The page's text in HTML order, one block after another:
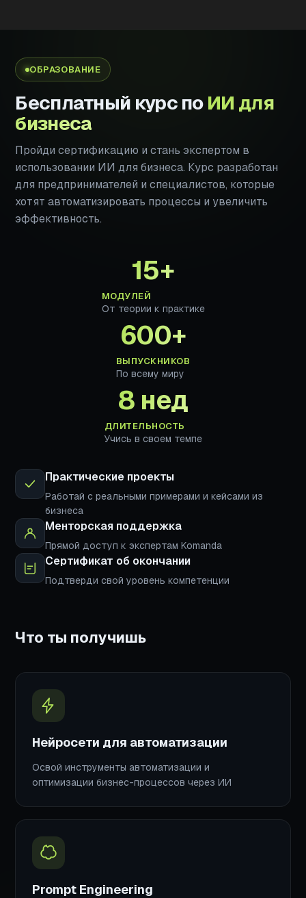
ОБРАЗОВАНИЕ
Бесплатный курс поИИ для
бизнеса
Пройди сертификацию и стань экспертом в
использовании ИИ для бизнеса. Курс разработан
для предпринимателей и специалистов, которые
хотят автоматизировать процессы и увеличить
эффективность.
15+
МОДУЛЕЙ
От теории к практике
600+
ВЫПУСКНИКОВ
По всему миру
8 нед
ДЛИТЕЛЬНОСТЬ
Учись в своем темпе
Практические проекты
Работай с реальными примерами и кейсами из
бизнеса
Менторская поддержка
Прямой доступ к экспертам Komanda
Сертификат об окончании
Подтверди свой уровень компетенции
Что ты получишь
Нейросети для автоматизации
Освой инструменты автоматизации и
оптимизации бизнес-процессов через ИИ
Prompt Engineering